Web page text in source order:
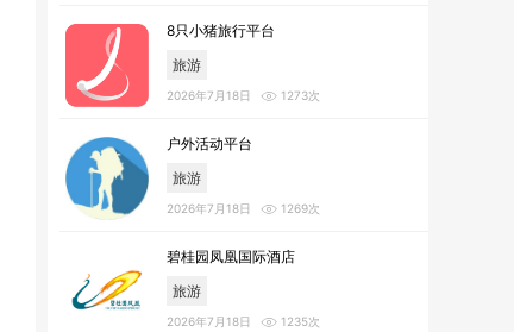
8只小猪旅行平台
旅游
2026年7月18日 1273次
户外活动平台
旅游
2026年7月18日 1269次
碧桂园凤凰国际酒店
旅游
2026年7月18日 1235次